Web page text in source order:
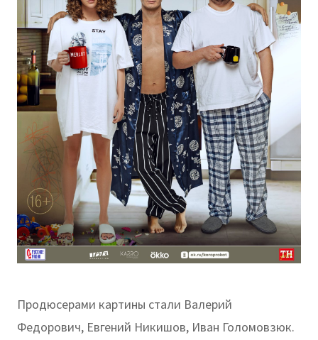
Продюсерами картины стали Валерий
Федорович, Евгений Никишов, Иван Голомовзюк.